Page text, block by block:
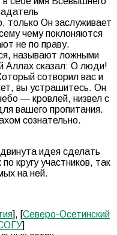
только Он заслуживает
чему поклоняются
не по праву.
называют ложными
Аллах сказал: О люди!
сотворил вас и
вы устрашитесь. Он
— кровлей, низвел с
вашего пропитания.
сознательно.
идея сделать
кругу участников, так
на ней.
], [Северо-Осетинский
]